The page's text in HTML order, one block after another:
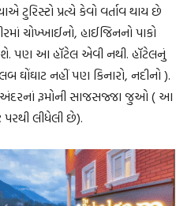
ટુરિસ્ટો પ્રત્યે કેવો વર્તાવ થાય છે
ચોખ્ખાઈનો, હાઈજિનનો પાકો
પણ આ હૉટેલ એવી નથી. હૉટેલનું
ઘોંઘાટ નહીં પણ કિનારો, નદીનો ).
અંદરનાં રૂમોની સાજસજ્જા જુઓ ( આ
લીધેલી છે).